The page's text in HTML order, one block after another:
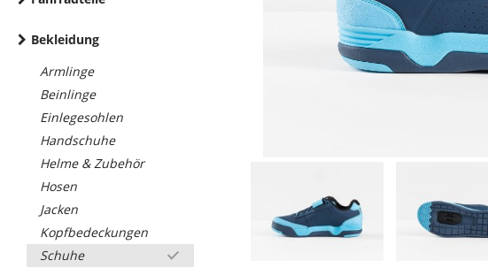
Bekleidung
Armlinge
Beinlinge
Einlegesohlen
Handschuhe
Helme & Zubehör
Hosen
Jacken
Kopfbedeckungen
Schuhe